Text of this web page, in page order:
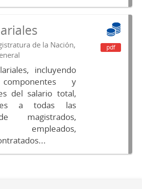
de la Nación,
incluyendo
y
del salario total,
a todas las
magistrados,
empleados,
pdf